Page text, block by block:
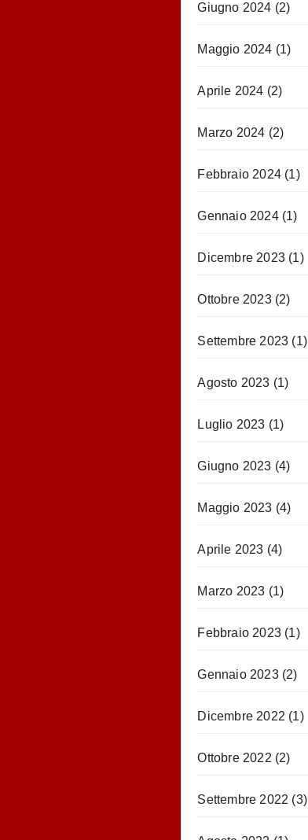
Giugno 2024 (2)
Maggio 2024 (1)
Aprile 2024 (2)
Marzo 2024 (2)
Febbraio 2024(1)
Gennaio 2024(1)
Dicembre 2023(1)
Ottobre 2023(2)
Settembre 2023 (1)
Agosto 2023 (1)
Luglio 2023 (1)
Giugno 2023 (4)
Maggio 2023 (4)
Aprile 2023 (4)
Marzo 2023 (1)
Febbraio 2023(1)
Gennaio 2023(2)
Dicembre 2022 (1)
Ottobre 2022 (2)
Settembre 2022 (3)